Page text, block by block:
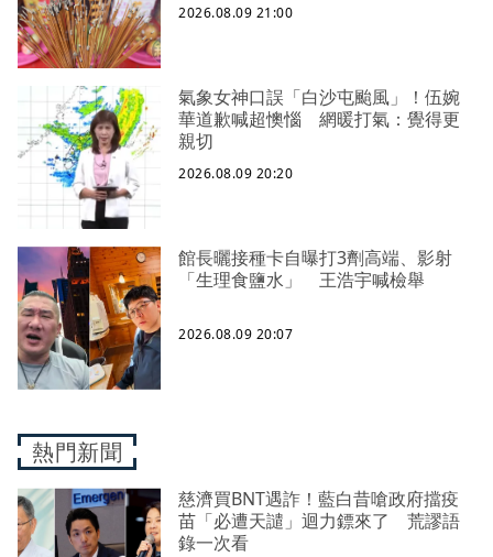
2026.08.09 21:00
氣象女神口誤「白沙屯颱風」！伍婉
華道歉喊超懊惱 網暖打氣：覺得更
親切
2026.08.09 20:20
館長曬接種卡自曝打3劑高端、影射
「生理食鹽水」 王浩宇喊檢舉
2026.08.09 20:07
熱門新聞
慈濟買BNT遇詐！藍白昔嗆政府擋疫
苗「必遭天譴」迴力鏢來了 荒謬語
錄一次看